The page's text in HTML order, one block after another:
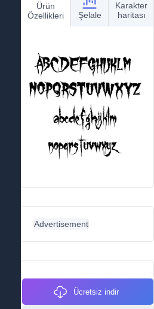
Ürün
Özellikleri
Şelale
Karakter
haritası
Advertisement
Ücretsiz indir